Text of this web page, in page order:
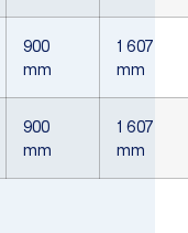
900
mm
1 607
mm
900
mm
1 607
mm